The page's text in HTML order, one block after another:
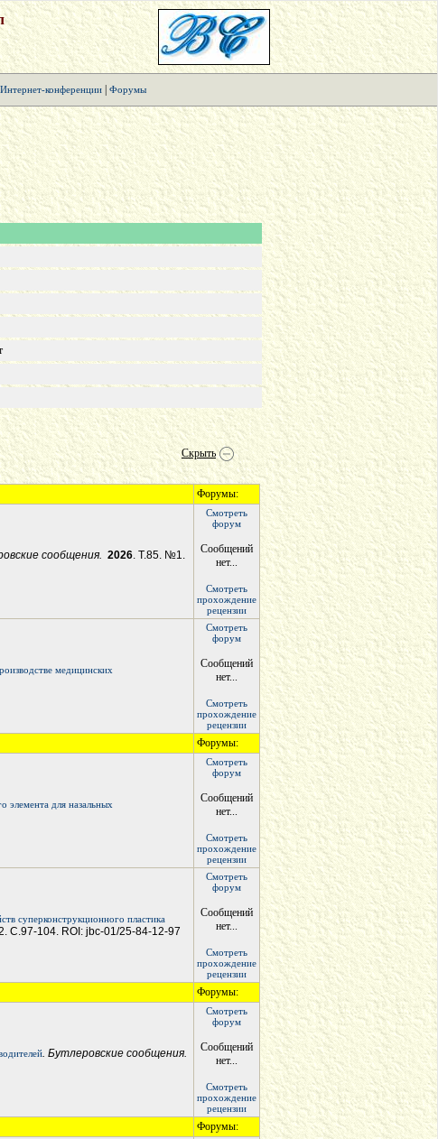
Интернет-конференции| Форумы
Скрыть
Форумы:
сообщения. 2026. Т.85. №1.
Смотреть
форум
Сообщений
нет...
Смотреть
прохождение
рецензии
медицинских
Смотреть
форум
Сообщений
нет...
Смотреть
прохождение
рецензии
Форумы:
элемента для назальных
Смотреть
форум
Сообщений
нет...
Смотреть
прохождение
рецензии
суперконструкционного пластика
С.97-104. ROI: jbc-01/25-84-12-97
Смотреть
форум
Сообщений
нет...
Смотреть
прохождение
рецензии
Форумы:
. Бутлеровские сообщения.
Смотреть
форум
Сообщений
нет...
Смотреть
прохождение
рецензии
Форумы: